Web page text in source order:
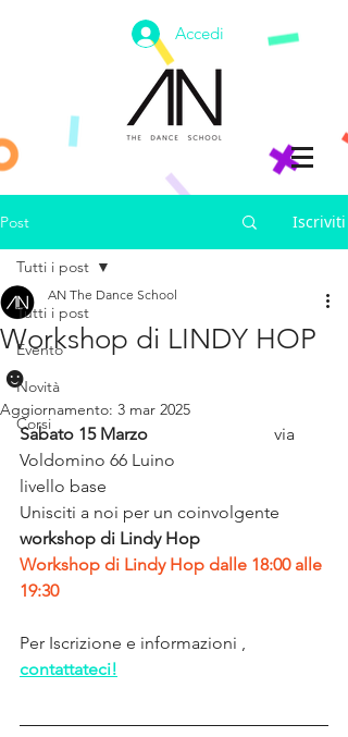
Accedi
Post Iscriviti
Tutti i post
Evento
Novità
Corsi
Tutti i post
Workshop di LINDY HOP
☻
AN The Dance School
Aggiornamento: 3 mar 2025
Sabato 15 Marzo
via
Voldomino 66 Luino
livello base
Unisciti a noi per un coinvolgente
workshop di Lindy Hop
Workshop di Lindy Hop dalle 18:00 alle
19:30
Per Iscrizione e informazioni ,
contattateci!